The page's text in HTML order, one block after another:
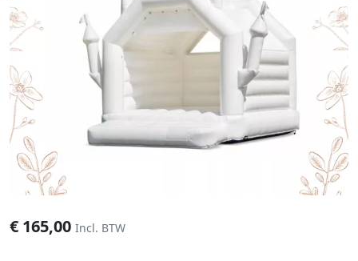
€ 165,00 Incl. BTW